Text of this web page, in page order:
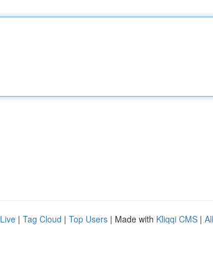
Live | Tag Cloud | Top Users | Made with Kliqqi CMS |